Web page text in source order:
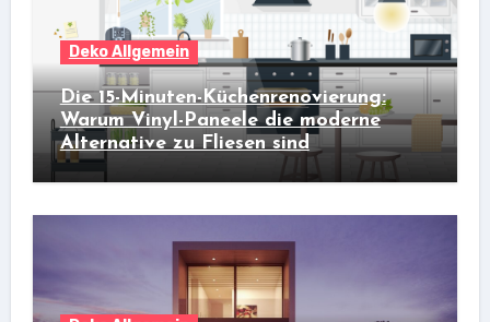
Deko Allgemein
Die 15-Minuten-Küchenrenovierung:
Warum Vinyl-Paneele die moderne
Alternative zu Fliesen sind